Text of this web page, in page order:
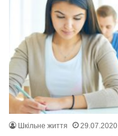
Шкільне життя 29.07.2020